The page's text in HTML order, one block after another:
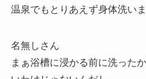
温泉でもとりあえず身体洗いま
名無しさん
まぁ浴槽に浸かる前に洗った